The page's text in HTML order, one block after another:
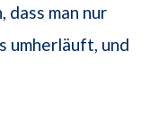
dass man nur
umherläuft, und